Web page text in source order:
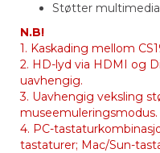
Støtter
N.B!
1. Kaskading mellom
2. HD-lyd via HDMI og
uavhengig.
3. Uavhengig veksling
museemuleringsmodus.
4. PC-
tastaturer; Mac/Sun-